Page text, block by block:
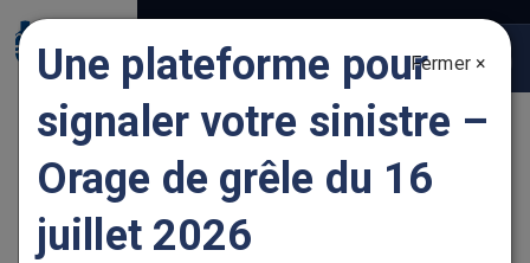
GAGNOUD CARROSSERIE
Localisation
Fermer ×
Une plateforme pour
signaler votre sinistre –
Orage de grêle du 16
juillet 2026